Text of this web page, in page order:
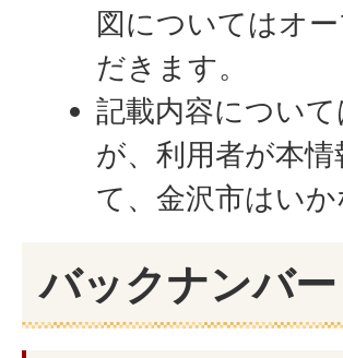
図についてはオ
だきます。
記載内容につい
が、利用者が本
て、金沢市はい
バックナンバー